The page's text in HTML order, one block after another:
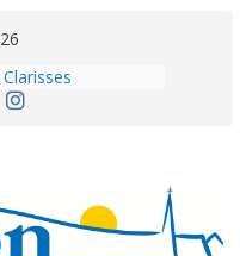
vacances
de nos églises
vous !